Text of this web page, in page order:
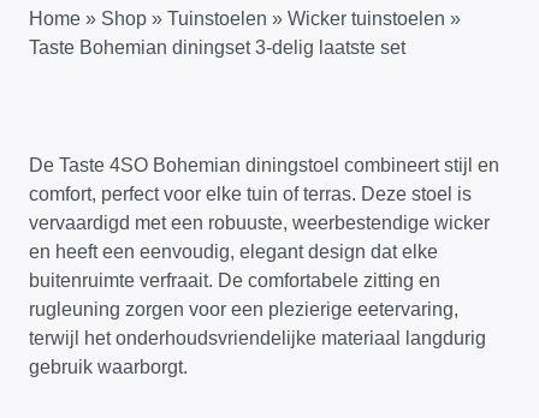
Home » Shop » Tuinstoelen » Wicker tuinstoelen »
Taste Bohemian diningset 3-delig laatste set
De Taste 4SO Bohemian diningstoel combineert stijl en
comfort, perfect voor elke tuin of terras. Deze stoel is
vervaardigd met een robuuste, weerbestendige wicker
en heeft een eenvoudig, elegant design dat elke
buitenruimte verfraait. De comfortabele zitting en
rugleuning zorgen voor een plezierige eetervaring,
terwijl het onderhoudsvriendelijke materiaal langdurig
gebruik waarborgt.